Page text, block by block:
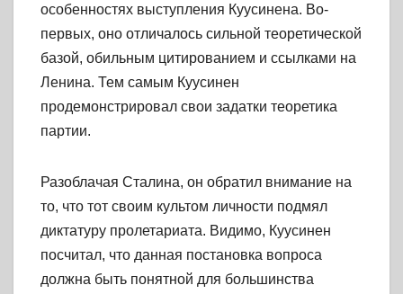
особенностях выступления Куусинена. Во-
первых, оно отличалось сильной теоретической
базой, обильным цитированием и ссылками на
Ленина. Тем самым Куусинен
продемонстрировал свои задатки теоретика
партии.
Разоблачая Сталина, он обратил внимание на
то, что тот своим культом личности подмял
диктатуру пролетариата. Видимо, Куусинен
посчитал, что данная постановка вопроса
должна быть понятной для большинства